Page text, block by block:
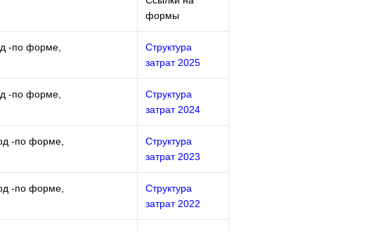
формы
-по форме,
Структура
затрат 2025
-по форме,
Структура
затрат 2024
-по форме,
Структура
затрат 2023
-по форме,
Структура
затрат 2022